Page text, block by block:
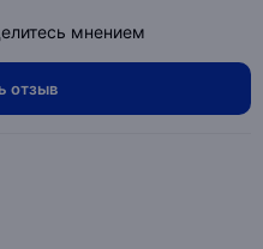
мнением
отзыв